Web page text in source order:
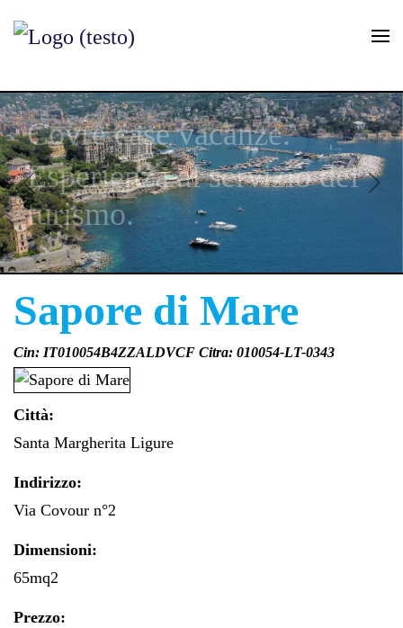
Skip to main content
Covre case vacanze.
Esperienza al servizio del
turismo.
Sapore di Mare
Cin: IT010054B4ZZALDVCF Citra: 010054-LT-0343
Città:
Santa Margherita Ligure
Indirizzo:
Via Covour n°2
Dimensioni:
65mq2
Prezzo: